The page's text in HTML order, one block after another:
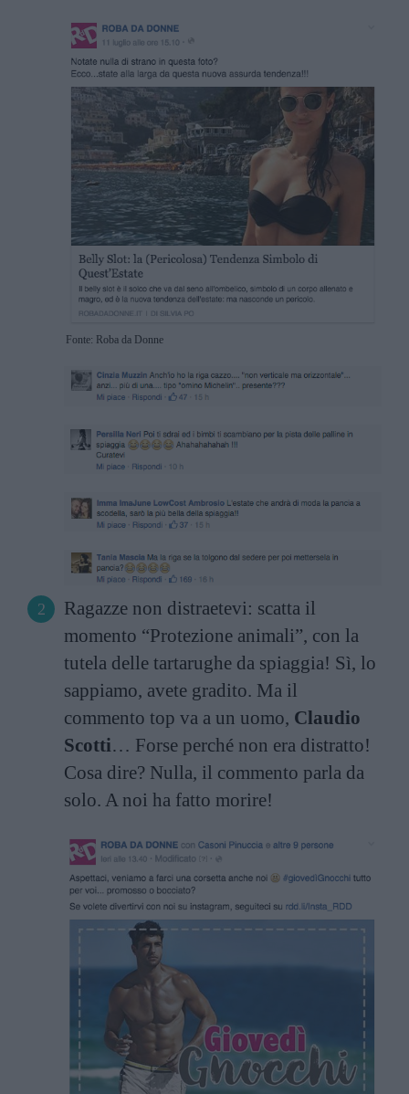
Fonte: Roba da Donne
Ragazze non distraetevi: scatta il
momento “Protezione animali”, con la
tutela delle tartarughe da spiaggia! Sì, lo
sappiamo, avete gradito. Ma il
commento top va a un uomo, Claudio
Scotti… Forse perché non era distratto!
Cosa dire? Nulla, il commento parla da
solo. A noi ha fatto morire!